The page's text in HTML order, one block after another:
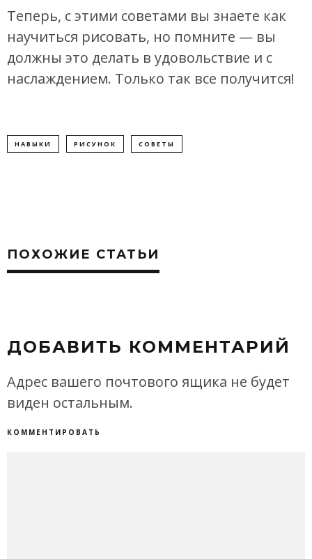
Теперь, с этими советами вы знаете как
научиться рисовать, но помните — вы
должны это делать в удовольствие и с
наслаждением. Только так все получится!
НАВЫКИ РИСУНОК СОВЕТЫ
ПОХОЖИЕ СТАТЬИ
ДОБАВИТЬ КОММЕНТАРИЙ
Адрес вашего почтового ящика не будет
виден остальным.
КОММЕНТИРОВАТЬ